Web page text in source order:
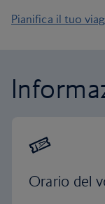
Pianifica il tuo
Orario del